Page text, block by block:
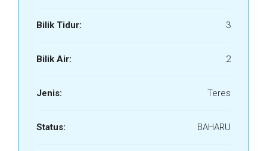
Bilik Tidur: 3
Bilik Air: 2
Jenis: Teres
Status: BAHARU